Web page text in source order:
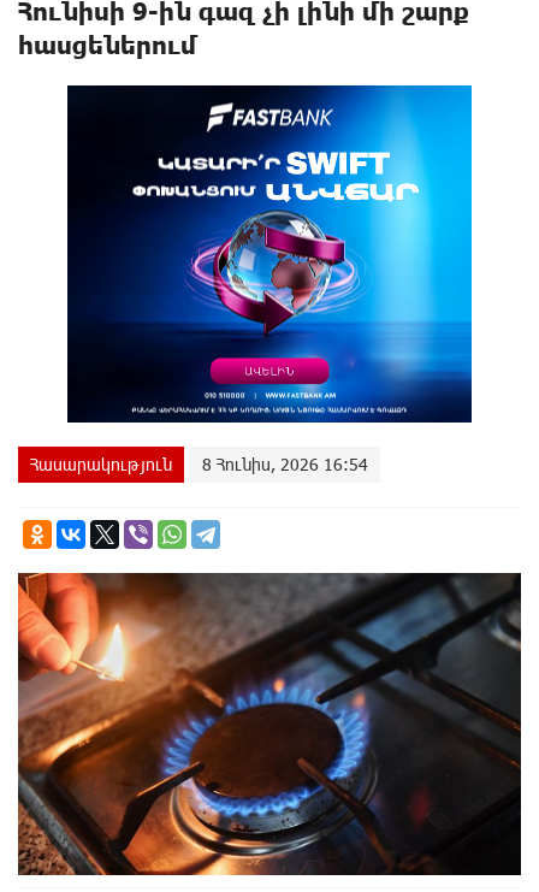
Հունիսի 9-ին գազ չի լինի մի շարք
հասցեներում
Հասարակություն 8 Հունիս, 2026 16:54